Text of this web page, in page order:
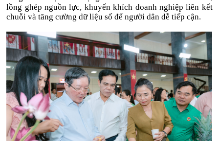
lồng ghép nguồn lực, khuyến khích doanh nghiệp liên kết
chuỗi và tăng cường dữ liệu số để người dân dễ tiếp cận.